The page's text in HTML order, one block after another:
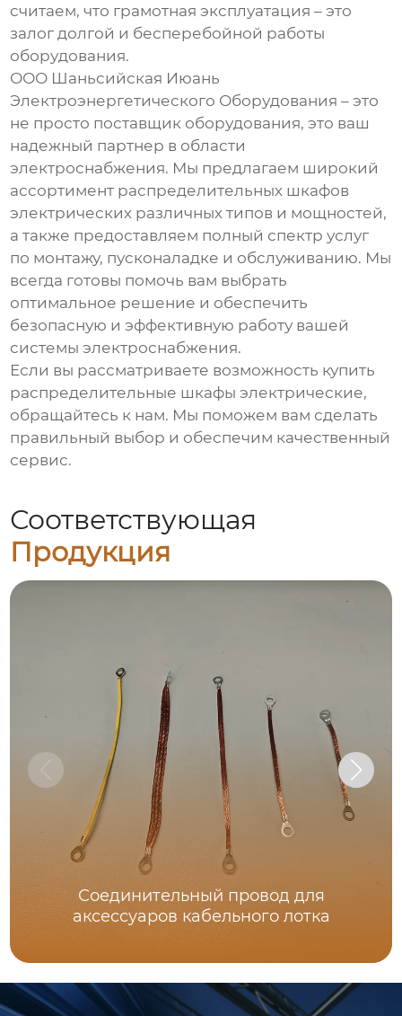
считаем, что грамотная эксплуатация – это
залог долгой и бесперебойной работы
оборудования.
ООО Шаньсийская Июань
Электроэнергетического Оборудования – это
не просто поставщик оборудования, это ваш
надежный партнер в области
электроснабжения. Мы предлагаем широкий
ассортимент распределительных шкафов
электрических различных типов и мощностей,
а также предоставляем полный спектр услуг
по монтажу, пусконаладке и обслуживанию. Мы
всегда готовы помочь вам выбрать
оптимальное решение и обеспечить
безопасную и эффективную работу вашей
системы электроснабжения.
Если вы рассматриваете возможность купить
распределительные шкафы электрические,
обращайтесь к нам. Мы поможем вам сделать
правильный выбор и обеспечим качественный
сервис.
Соответствующая
Продукция
Соединительный провод для
аксессуаров кабельного лотка